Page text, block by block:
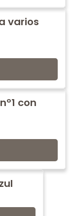
varios
con